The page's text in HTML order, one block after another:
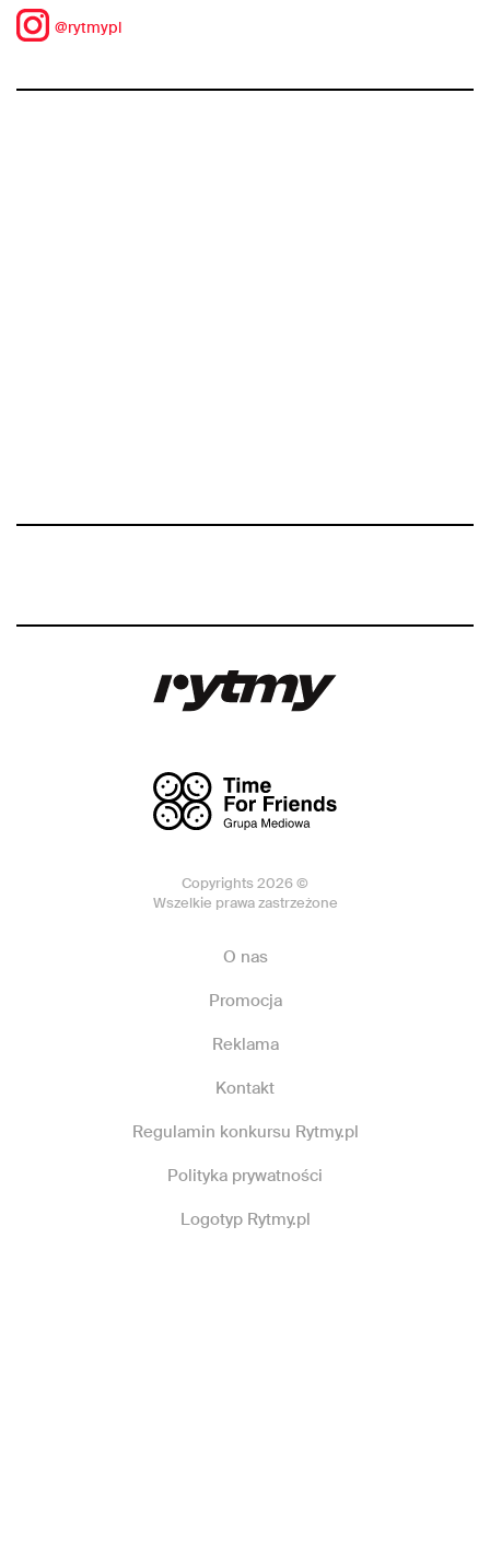
@rytmypl
Copyrights 2026 ©
Wszelkie prawa zastrzeżone
O nas
Promocja
Reklama
Kontakt
Regulamin konkursu Rytmy.pl
Polityka prywatności
Logotyp Rytmy.pl